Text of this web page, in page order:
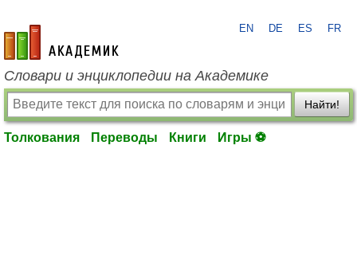
academic.ru
EN DE ES FR
Словари и энциклопедии на Академике
Найти!
Толкования Переводы Книги Игры ⚽